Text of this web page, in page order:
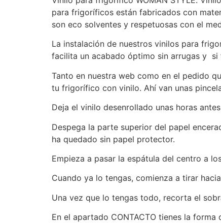
para frigoríficos están fabricados con
son eco solventes y respetuosas con el
La instalación de nuestros vinilos para
facilita un acabado óptimo sin arrugas y si
Tanto en nuestra web como en el pedido
tu frigorífico con vinilo. Ahí van unas
Deja el vinilo desenrollado unas horas
Despega la parte superior del papel
ha quedado sin papel protector.
Empieza a pasar la espátula del centro a
Cuando ya lo tengas, comienza a tirar
Una vez que lo tengas todo, recorta el
En el apartado CONTACTO tienes la